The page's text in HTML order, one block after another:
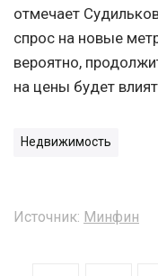
отмечает
спрос на новые
вероятно,
на цены будет
Недвижимость
Источник: Минфин